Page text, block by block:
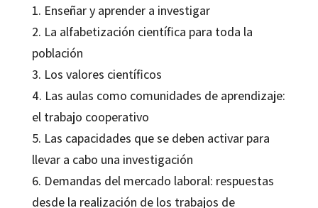
1. Enseñar y aprender a investigar
2. La alfabetización científica para toda la
población
3. Los valores científicos
4. Las aulas como comunidades de aprendizaje:
el trabajo cooperativo
5. Las capacidades que se deben activar para
llevar a cabo una investigación
6. Demandas del mercado laboral: respuestas
desde la realización de los trabajos de